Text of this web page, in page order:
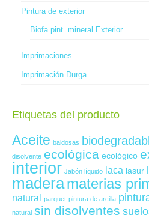
Pintura de exterior
Biofa pint. mineral Exterior
Imprimaciones
Imprimación Durga
Etiquetas del producto
Aceite baldosas
disolvente ecológica ecológico
interior Jabón líquido laca lasur
maderamaterias
natural parquet pintura de arcilla
natural sin disolventes